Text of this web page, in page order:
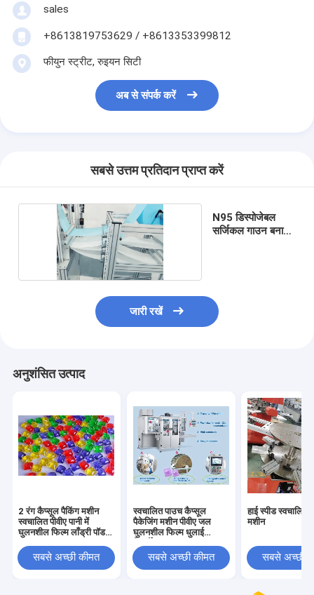
sales
+8613819753629 / +8613353399812
फीयुन स्ट्रीट, रुइयन सिटी
अब से संपर्क करें
सबसे उत्तम प्रतिदान प्राप्त करें
N95 डिस्पोजेबल
सर्जिकल गाउन बनाने
जारी रखें
अनुशंसित उत्पाद
2 रंग कैप्सूल पैकिंग मशीन
स्वचालित पीवीए पानी में
घुलनशील फिल्म लाँड्री पॉड
सबसे अच्छी कीमत
स्वचालित पाउच कैप्सूल
पैकेजिंग मशीन पीवीए जल
घुलनशील फिल्म धुलाई
सबसे अच्छी कीमत
हाई स्पीड स्वचालित
मशीन
सबसे अच्छी